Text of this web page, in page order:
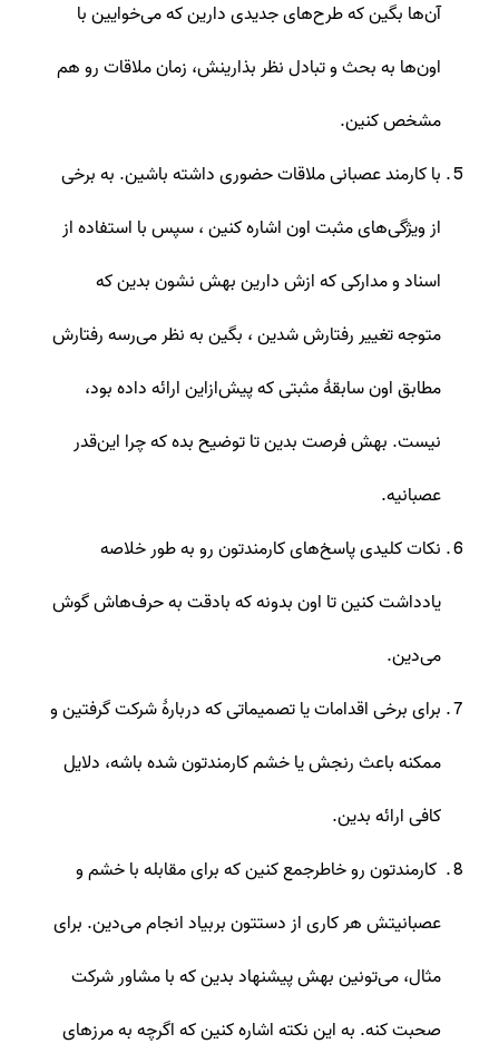
آن‌ها بگین که طرح‌های جدیدی دارین که می‌خوایین با
اون‌ها به بحث و تبادل نظر بذارینش، زمان ملاقات رو هم
مشخص کنین.
با کارمند عصبانی ملاقات حضوری داشته باشین. به برخی
از ویژگی‌های مثبت اون اشاره کنین ، سپس با استفاده از
اسناد و مدارکی که ازش دارین بهش نشون بدین که
متوجه تغییر رفتارش شدین ، بگین به نظر می‌رسه رفتارش
مطابق اون سابقۀ مثبتی که پیش‌ازاین ارائه داده بود،
نیست. بهش فرصت بدین تا توضیح بده که چرا این‌قدر
عصبانیه.
نکات کلیدی پاسخ‌های کارمندتون رو به طور خلاصه
یادداشت کنین تا اون بدونه که بادقت به حرف‌هاش گوش
می‌دین.
برای برخی اقدامات یا تصمیماتی که دربارۀ شرکت گرفتین و
ممکنه باعث رنجش یا خشم کارمندتون شده باشه، دلایل
کافی ارائه بدین.
کارمندتون رو خاطرجمع کنین که برای مقابله با خشم و
عصبانیتش هر کاری از دستتون بربیاد انجام می‌دین. برای
مثال، می‌تونین بهش پیشنهاد بدین که با مشاور شرکت
صحبت کنه. به این نکته اشاره کنین که اگرچه به مرزهای